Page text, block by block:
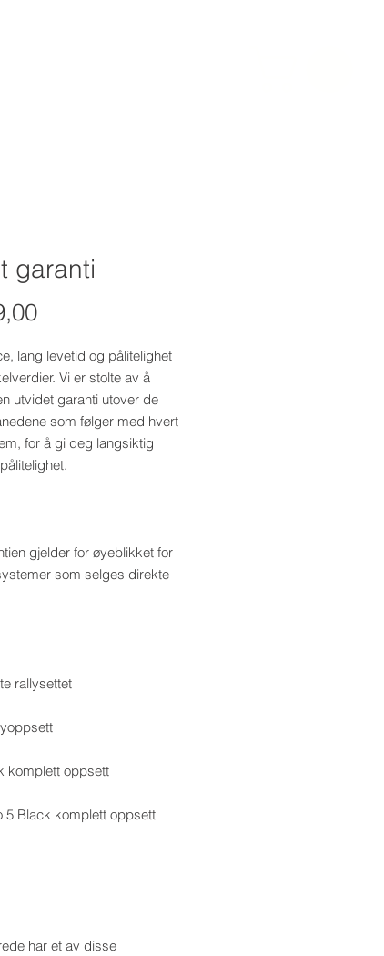
garanti
Salgspris
lang levetid og pålitelighet
Vi er stolte av å
utvidet garanti utover de
som følger med hvert
for å gi deg langsiktig
gjelder for øyeblikket for
som selges direkte
rallysettet
komplett oppsett
5 Black komplett oppsett
har et av disse